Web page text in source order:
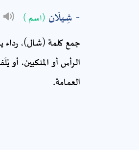
شِيلَان (اسم )
جمع كلمة (شال)، رداء
الرأس أو المنكبين، أو
العمامة.
are